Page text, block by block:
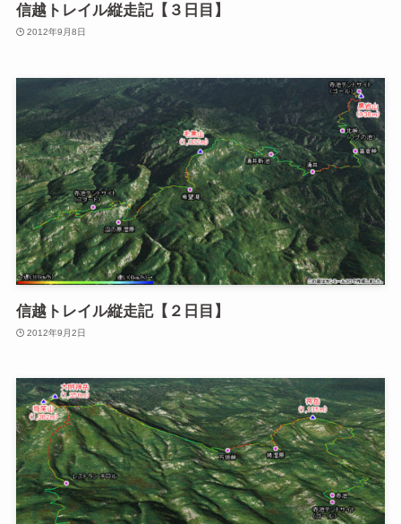
信越トレイル縦走記【３日目】
2012年9月8日
信越トレイル縦走記【２日目】
2012年9月2日